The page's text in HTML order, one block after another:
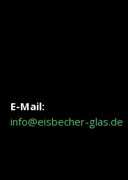
E-Mail:
info@eisbecher-glas.de